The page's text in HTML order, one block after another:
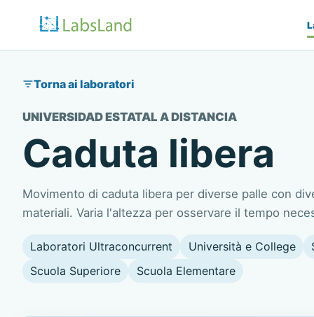
Torna ai laboratori
UNIVERSIDAD ESTATAL A DISTANCIA
Caduta libera
Movimento di caduta libera per diverse palle con
materiali. Varia l'altezza per osservare il tempo
Laboratori Ultraconcurrent Università e College
Scuola Superiore
Scuola Elementare